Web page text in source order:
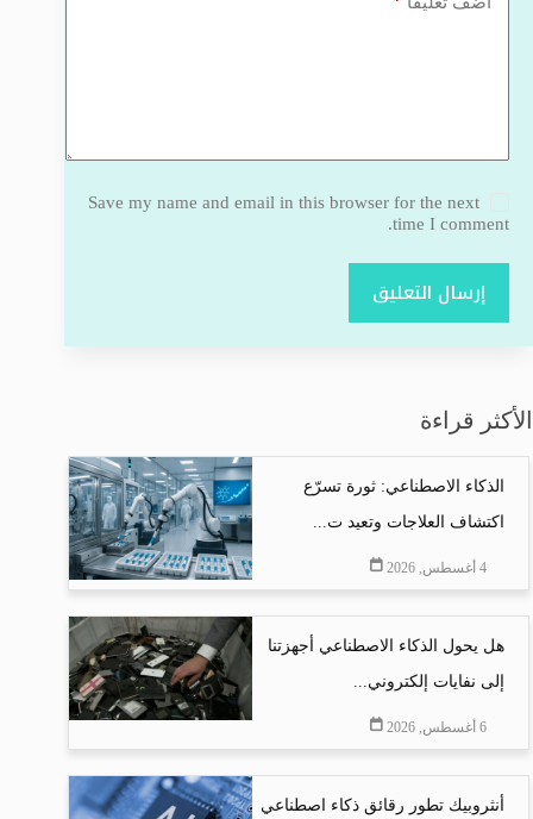
Save my name and email in this browser for the next
time I comment.
إرسال التعليق
الأكثر قراءة
الذكاء الاصطناعي: ثورة تسرّع
اكتشاف العلاجات وتعيد ت...
4 أغسطس, 2026
هل يحول الذكاء الاصطناعي أجهزتنا
إلى نفايات إلكتروني...
6 أغسطس, 2026
أنثروبيك تطور رقائق ذكاء اصطناعي